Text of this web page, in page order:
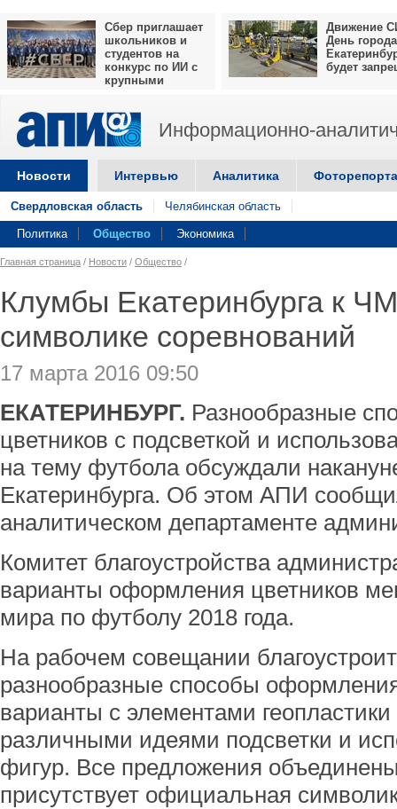
Сбер приглашает
школьников и
студентов на
конкурс по ИИ с
крупными
Движение
День города
будет
Информационно-
Новости Интервью Аналитика
Свердловская область Челябинская область
Политика Общество Экономика
Главная страница / Новости / Общество /
Клумбы Екатеринбурга к
символике соревнований
17 марта 2016 09:50
ЕКАТЕРИНБУРГ. Разнообразные
цветников с подсветкой и
на тему футбола обсуждали
Екатеринбурга. Об этом АПИ
аналитическом департаменте
Комитет благоустройства
варианты оформления цветников
мира по футболу 2018 года.
На рабочем совещании
разнообразные способы
варианты с элементами
различными идеями подсветки и
фигур. Все предложения
присутствует официальная